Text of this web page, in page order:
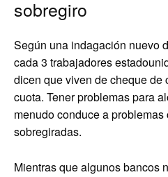
sobregiro
Según una indagación nuevo
cada 3 trabajadores
dicen que viven de cheque de
cuota. Tener problemas para
menudo conduce a
sobregiradas.
Mientras que algunos bancos